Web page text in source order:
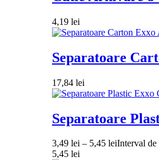
4,19 lei
Separatoare
17,84 lei
Separatoare
3,49 lei – 5,45 leiInterval de
5,45 lei